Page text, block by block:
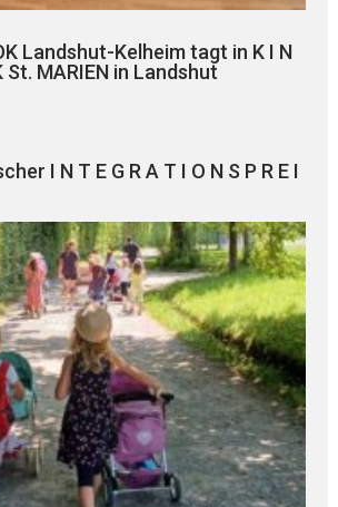
Landshut-Kelheim tagt in K I N
St. MARIEN in Landshut
I N T E G R A T I O N S P R E I